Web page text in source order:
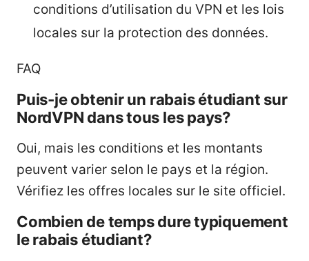
conditions d’utilisation du VPN et les lois
locales sur la protection des données.
FAQ
Puis-je obtenir un rabais étudiant sur
NordVPN dans tous les pays?
Oui, mais les conditions et les montants
peuvent varier selon le pays et la région.
Vérifiez les offres locales sur le site officiel.
Combien de temps dure typiquement
le rabais étudiant?